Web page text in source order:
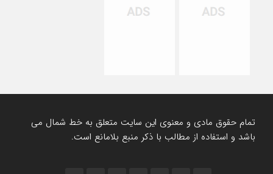
تمام حقوق مادی و معنوی این سایت متعلق به خط شمال می
باشد و استفاده از مطالب با ذکر منبع بلامانع است.